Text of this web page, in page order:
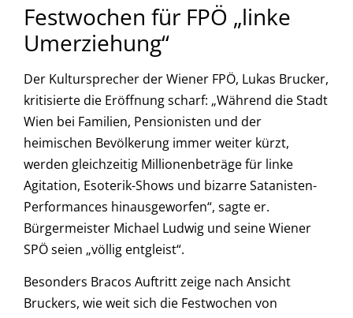
Festwochen für FPÖ „linke
Umerziehung“
Der Kultursprecher der Wiener FPÖ, Lukas Brucker,
kritisierte die Eröffnung scharf: „Während die Stadt
Wien bei Familien, Pensionisten und der
heimischen Bevölkerung immer weiter kürzt,
werden gleichzeitig Millionenbeträge für linke
Agitation, Esoterik-Shows und bizarre Satanisten-
Performances hinausgeworfen“, sagte er.
Bürgermeister Michael Ludwig und seine Wiener
SPÖ seien „völlig entgleist“.
Besonders Bracos Auftritt zeige nach Ansicht
Bruckers, wie weit sich die Festwochen von